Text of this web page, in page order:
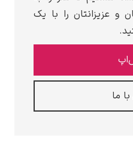
و عزیزانتان را با یک
ما